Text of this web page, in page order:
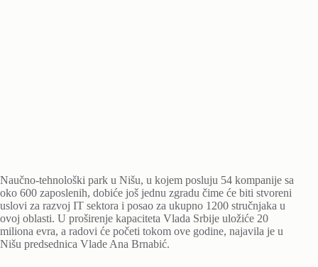
Naučno-tehnološki park u Nišu, u kojem posluju 54 kompanije sa
oko 600 zaposlenih, dobiće još jednu zgradu čime će biti stvoreni
uslovi za razvoj IT sektora i posao za ukupno 1200 stručnjaka u
ovoj oblasti. U proširenje kapaciteta Vlada Srbije uložiće 20
miliona evra, a radovi će početi tokom ove godine, najavila je u
Nišu predsednica Vlade Ana Brnabić.